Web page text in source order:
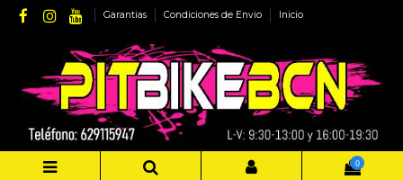
Garantias Condiciones de Envio Inicio
0